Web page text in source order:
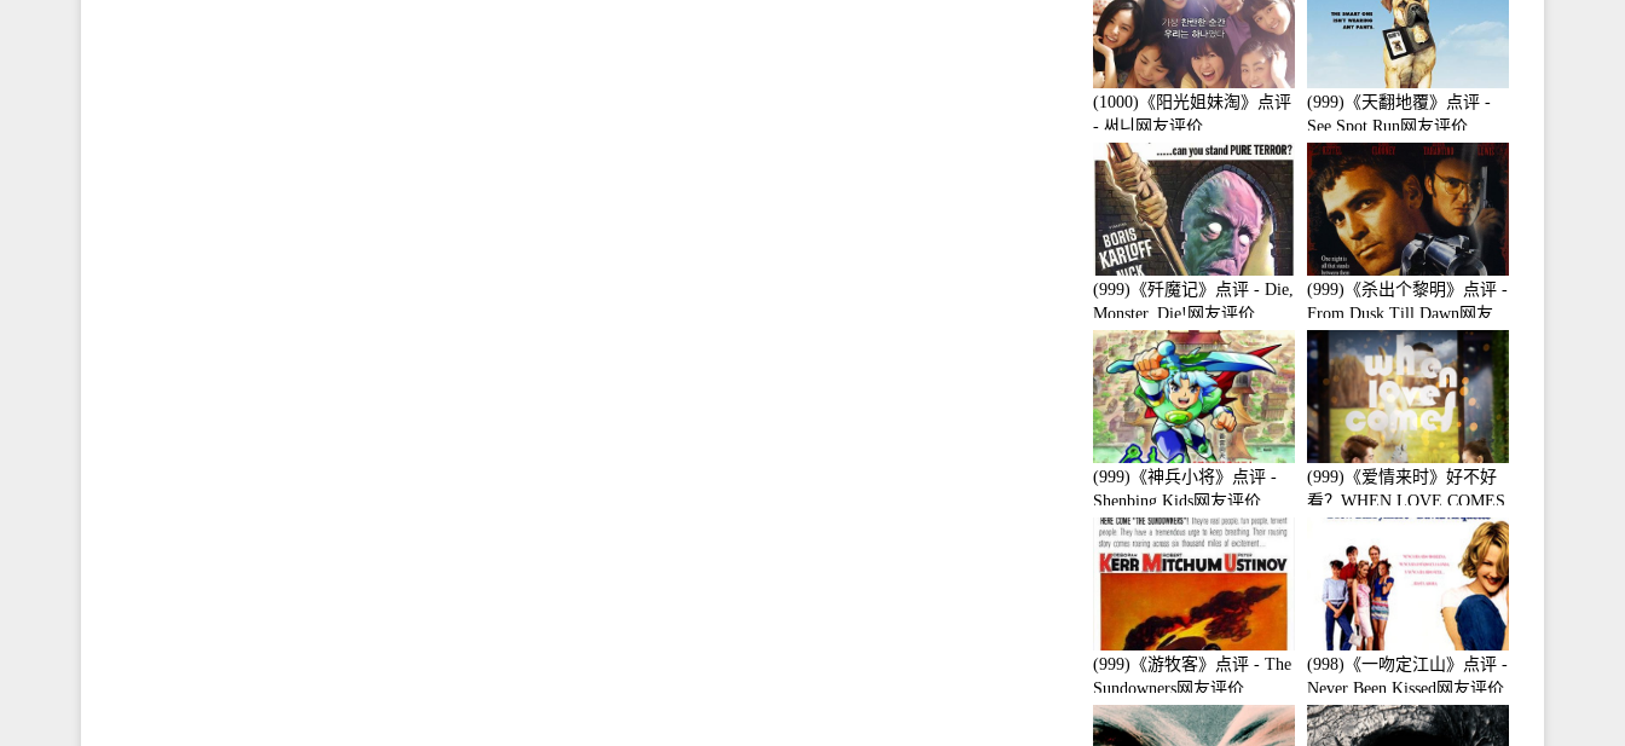
(1000)《阳光姐妹淘》点评
- 써니网友评价
(999)《天翻地覆》点评 -
See Spot Run网友评价
(999)《歼魔记》点评 - Die,
Monster, Die!网友评价
(999)《杀出个黎明》点评 -
From Dusk Till Dawn网友
评价
(999)《神兵小将》点评 -
Shenbing Kids网友评价
(999)《爱情来时》好不好
看？WHEN LOVE COMES
观众点评及剧本
(999)《游牧客》点评 - The
Sundowners网友评价
(998)《一吻定江山》点评 -
Never Been Kissed网友评价